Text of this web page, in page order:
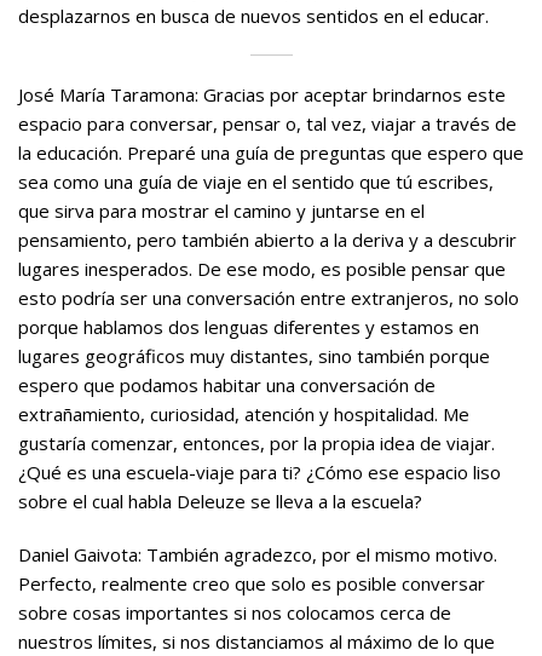
desplazarnos en busca de nuevos sentidos en el educar.
José María Taramona: Gracias por aceptar brindarnos este
espacio para conversar, pensar o, tal vez, viajar a través de
la educación. Preparé una guía de preguntas que espero que
sea como una guía de viaje en el sentido que tú escribes,
que sirva para mostrar el camino y juntarse en el
pensamiento, pero también abierto a la deriva y a descubrir
lugares inesperados. De ese modo, es posible pensar que
esto podría ser una conversación entre extranjeros, no solo
porque hablamos dos lenguas diferentes y estamos en
lugares geográficos muy distantes, sino también porque
espero que podamos habitar una conversación de
extrañamiento, curiosidad, atención y hospitalidad. Me
gustaría comenzar, entonces, por la propia idea de viajar.
¿Qué es una escuela-viaje para ti? ¿Cómo ese espacio liso
sobre el cual habla Deleuze se lleva a la escuela?
Daniel Gaivota: También agradezco, por el mismo motivo.
Perfecto, realmente creo que solo es posible conversar
sobre cosas importantes si nos colocamos cerca de
nuestros límites, si nos distanciamos al máximo de lo que